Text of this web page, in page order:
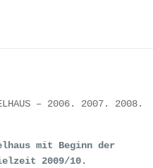
– 2006. 2007. 2008.
mit Beginn der
2009/10.